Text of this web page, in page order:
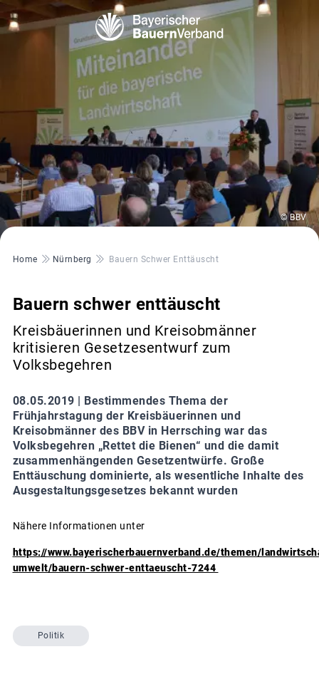
© BBV
Pfadnavigation
Home Nürnberg Bauern Schwer Enttäuscht
Bauern schwer enttäuscht
Kreisbäuerinnen und Kreisobmänner
kritisieren Gesetzesentwurf zum
Volksbegehren
08.05.2019 | Bestimmendes Thema der
Frühjahrstagung der Kreisbäuerinnen und
Kreisobmänner des BBV in Herrsching war das
Volksbegehren „Rettet die Bienen“ und die damit
zusammenhängenden Gesetzentwürfe. Große
Enttäuschung dominierte, als wesentliche Inhalte des
Ausgestaltungsgesetzes bekannt wurden
Nähere Informationen unter
https://www.bayerischerbauernverband.de/themen/
umwelt/bauern-schwer-enttaeuscht-7244
Politik